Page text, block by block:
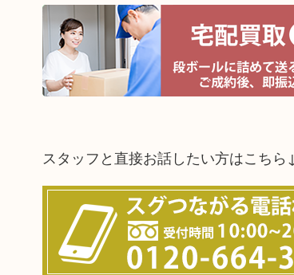
スタッフと直接お話したい方はこちら↓